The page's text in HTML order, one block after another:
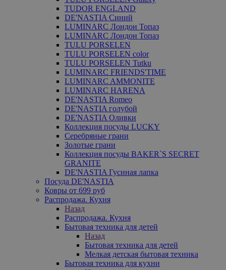
TUDOR ENGLAND
DE'NASTIA Синий
LUMINARC Лондон Топаз
LUMINARC Лондон Топаз
TULU PORSELEN
TULU PORSELEN color
TULU PORSELEN Tutku
LUMINARC FRIENDS'TIME
LUMINARC AMMONITE
LUMINARC HARENA
DE'NASTIA Romeo
DE'NASTIA голубой
DE'NASTIA Оливки
Коллекция посуды LUCKY
Серебряные грани
Золотые грани
Коллекция посуды BAKER`S SECRET
GRANITE
DE'NASTIA Гусиная лапка
Посуда DE'NASTIA
Ковры от 699 руб
Распродажа. Кухня
Назад
Распродажа. Кухня
Бытовая техника для детей
Назад
Бытовая техника для детей
Мелкая детская бытовая техника
Бытовая техника для кухни